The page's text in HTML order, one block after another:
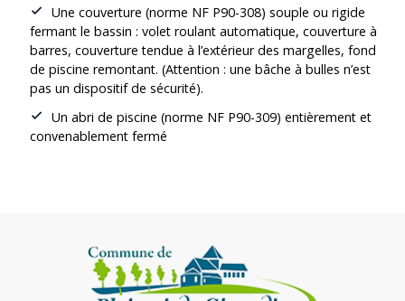
Une couverture (norme NF P90-308) souple ou rigide
fermant le bassin : volet roulant automatique, couverture à
barres, couverture tendue à l’extérieur des margelles, fond
de piscine remontant. (Attention : une bâche à bulles n’est
pas un dispositif de sécurité).
Un abri de piscine (norme NF P90-309) entièrement et
convenablement fermé